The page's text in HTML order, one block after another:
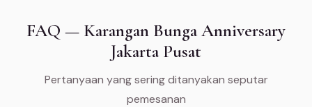
FAQ — Karangan Bunga Anniversary
Jakarta Pusat
Pertanyaan yang sering ditanyakan seputar
pemesanan